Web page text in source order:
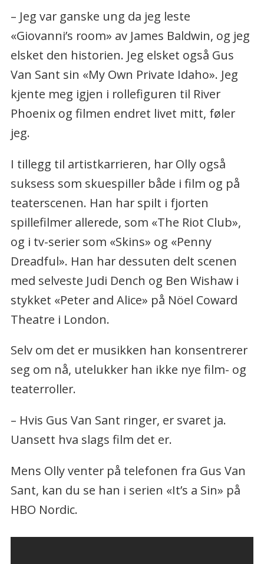
– Jeg var ganske ung da jeg leste
«Giovanni’s room» av James Baldwin, og jeg
elsket den historien. Jeg elsket også Gus
Van Sant sin «My Own Private Idaho». Jeg
kjente meg igjen i rollefiguren til River
Phoenix og filmen endret livet mitt, føler
jeg.
I tillegg til artistkarrieren, har Olly også
suksess som skuespiller både i film og på
teaterscenen. Han har spilt i fjorten
spillefilmer allerede, som «The Riot Club»,
og i tv-serier som «Skins» og «Penny
Dreadful». Han har dessuten delt scenen
med selveste Judi Dench og Ben Wishaw i
stykket «Peter and Alice» på Nöel Coward
Theatre i London.
Selv om det er musikken han konsentrerer
seg om nå, utelukker han ikke nye film- og
teaterroller.
– Hvis Gus Van Sant ringer, er svaret ja.
Uansett hva slags film det er.
Mens Olly venter på telefonen fra Gus Van
Sant, kan du se han i serien «It’s a Sin» på
HBO Nordic.